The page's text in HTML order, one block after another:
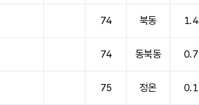
74 북동 1.4
74 동북동 0.7
75 정온 0.1